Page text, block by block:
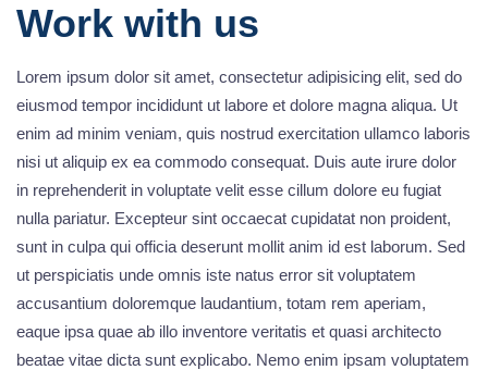
Work with us
Lorem ipsum dolor sit amet, consectetur adipisicing elit, sed do
eiusmod tempor incididunt ut labore et dolore magna aliqua. Ut
enim ad minim veniam, quis nostrud exercitation ullamco laboris
nisi ut aliquip ex ea commodo consequat. Duis aute irure dolor
in reprehenderit in voluptate velit esse cillum dolore eu fugiat
nulla pariatur. Excepteur sint occaecat cupidatat non proident,
sunt in culpa qui officia deserunt mollit anim id est laborum. Sed
ut perspiciatis unde omnis iste natus error sit voluptatem
accusantium doloremque laudantium, totam rem aperiam,
eaque ipsa quae ab illo inventore veritatis et quasi architecto
beatae vitae dicta sunt explicabo. Nemo enim ipsam voluptatem